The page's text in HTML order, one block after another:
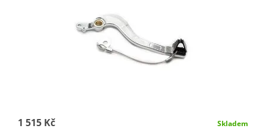
1 515 Kč Skladem